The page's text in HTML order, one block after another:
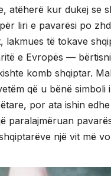
atëherë kur dukej se
liri e pavarësi po
lakmues të tokave
e Evropës —
komb shqiptar.
që u bënë simboli i
por ata ishin edhe
paralajmëruan
një vit më